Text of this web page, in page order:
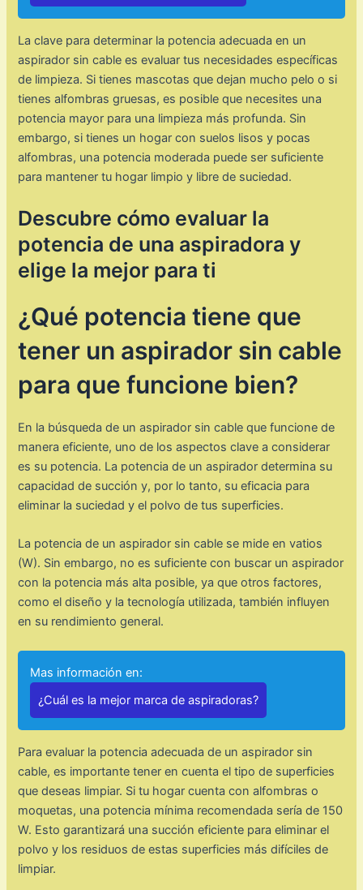
La clave para determinar la potencia adecuada en un
aspirador sin cable es evaluar tus necesidades específicas
de limpieza. Si tienes mascotas que dejan mucho pelo o si
tienes alfombras gruesas, es posible que necesites una
potencia mayor para una limpieza más profunda. Sin
embargo, si tienes un hogar con suelos lisos y pocas
alfombras, una potencia moderada puede ser suficiente
para mantener tu hogar limpio y libre de suciedad.
Descubre cómo evaluar la
potencia de una aspiradora y
elige la mejor para ti
¿Qué potencia tiene que
tener un aspirador sin cable
para que funcione bien?
En la búsqueda de un aspirador sin cable que funcione de
manera eficiente, uno de los aspectos clave a considerar
es su potencia. La potencia de un aspirador determina su
capacidad de succión y, por lo tanto, su eficacia para
eliminar la suciedad y el polvo de tus superficies.
La potencia de un aspirador sin cable se mide en vatios
(W). Sin embargo, no es suficiente con buscar un aspirador
con la potencia más alta posible, ya que otros factores,
como el diseño y la tecnología utilizada, también influyen
en su rendimiento general.
Mas información en:
¿Cuál es la mejor marca de aspiradoras?
Para evaluar la potencia adecuada de un aspirador sin
cable, es importante tener en cuenta el tipo de superficies
que deseas limpiar. Si tu hogar cuenta con alfombras o
moquetas, una potencia mínima recomendada sería de 150
W. Esto garantizará una succión eficiente para eliminar el
polvo y los residuos de estas superficies más difíciles de
limpiar.